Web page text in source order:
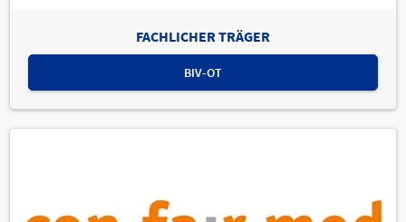
FACHLICHER TRÄGER
BIV-OT